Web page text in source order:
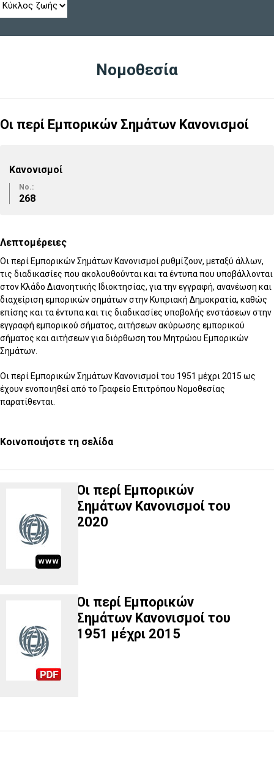
Νομοθεσία
Οι περί Εμπορικών Σημάτων Κανονισμοί
Κανονισμοί
No.:
268
Λεπτομέρειες
Οι περί Εμπορικών Σημάτων Κανονισμοί ρυθμίζουν, μεταξύ άλλων,
τις διαδικασίες που ακολουθούνται και τα έντυπα που υποβάλλονται
στον Κλάδο Διανοητικής Ιδιοκτησίας, για την εγγραφή, ανανέωση και
διαχείριση εμπορικών σημάτων στην Κυπριακή Δημοκρατία, καθώς
επίσης και τα έντυπα και τις διαδικασίες υποβολής ενστάσεων στην
εγγραφή εμπορικού σήματος, αιτήσεων ακύρωσης εμπορικού
σήματος και αιτήσεων για διόρθωση του Μητρώου Εμπορικών
Σημάτων.
Οι περί Εμπορικών Σημάτων Κανονισμοί του 1951 μέχρι 2015 ως
έχουν ενοποιηθεί από το Γραφείο Επιτρόπου Νομοθεσίας
παρατίθενται.
Κοινοποιήστε τη σελίδα
Οι περί Εμπορικών
Σημάτων Κανονισμοί του
2020
Οι περί Εμπορικών
Σημάτων Κανονισμοί του
1951 μέχρι 2015